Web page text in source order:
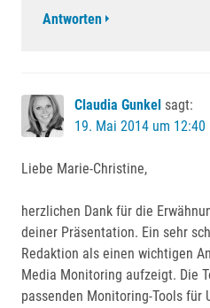
Antworten
Claudia Gunkel sagt:
19. Mai 2014 um 12:40
Liebe Marie-Christine,
herzlichen Dank für die
deiner Präsentation. Ein sehr
Redaktion als einen wichtigen
Media Monitoring aufzeigt. Die
passenden Monitoring-Tools für